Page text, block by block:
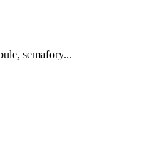
semafory...